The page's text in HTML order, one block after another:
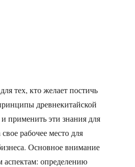
тех, кто желает постичь
древнекитайской
эти знания для
рабочее место для
Основное внимание
аспектам: определению